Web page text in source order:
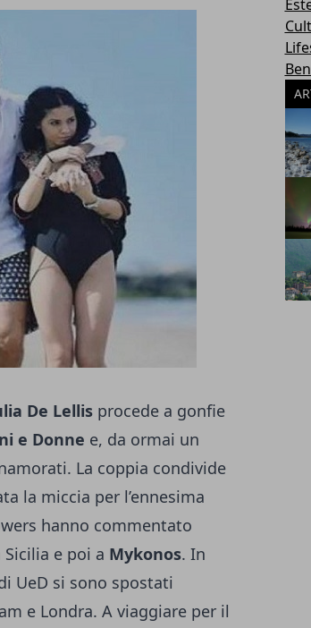
De Lellis procede a gonfie
e Donne e, da ormai un
La coppia condivide
la miccia per l’ennesima
hanno commentato
e poi a Mykonos. In
UeD si sono spostati
e Londra. A viaggiare per il